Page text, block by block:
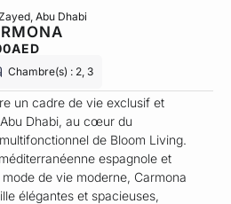
, Abu Dhabi
AED
Chambre(s) : 2, 3
un cadre de vie exclusif et
Dhabi, au cœur du
de Bloom Living.
espagnole et
de vie moderne, Carmona
élégantes et spacieuses,